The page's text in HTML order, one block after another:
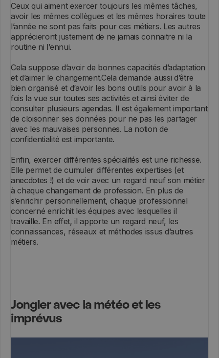
Ceux qui aiment exercer toujours les mêmes tâches,
avoir les mêmes collègues et les mêmes horaires toute
l’année ne sont pas faits pour ces métiers. Les autres
apprécieront justement de ne jamais connaitre ni la
routine ni l’ennui.
Cela suppose d’avoir de bonnes capacités d’adaptation
et d’aimer le changement.Cela demande aussi d’être
bien organisé et d’avoir les bons outils pour avoir à la
fois la vue sur toutes ses activités et ainsi éviter de
consulter plusieurs agendas. Il est également important
de cloisonner ses données pour ne pas les partager
avec les mauvaises personnes. La notion de
confidentialité est importante.
Enfin, exercer différentes spécialités est une richesse.
Elle permet de cumuler différentes expertises (et
anecdotes !) et de voir avec un regard neuf son métier
à chaque changement de profession. En plus de
s’enrichir personnellement, chaque professionnel
concerné enrichit les équipes avec lesquelles il
travaille. En effet, il apporte un regard neuf, les
connaissances, réseaux et méthodes issus d’autres
métiers.
Jongler avec la météo et les
imprévus